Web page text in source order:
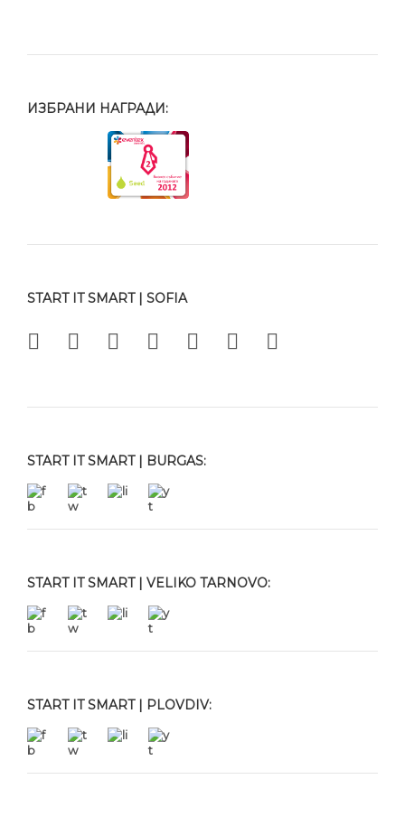
ИЗБРАНИ НАГРАДИ:
START IT SMART | SOFIA
START IT SMART | BURGAS:
START IT SMART | VELIKO TARNOVO:
START IT SMART | PLOVDIV: